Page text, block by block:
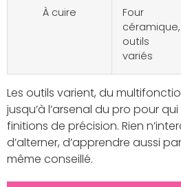
À cuire
Four
céramique,
outils
variés
Les outils varient, du
jusqu’à l’arsenal du pro pour
finitions de précision. Rien
d’alterner, d’apprendre aussi
même conseillé.